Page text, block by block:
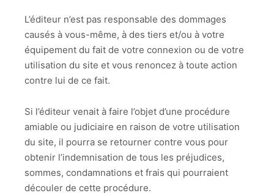
L’éditeur n’est pas responsable des dommages
causés à vous-même, à des tiers et/ou à votre
équipement du fait de votre connexion ou de votre
utilisation du site et vous renoncez à toute action
contre lui de ce fait.
Si l’éditeur venait à faire l’objet d’une procédure
amiable ou judiciaire en raison de votre utilisation
du site, il pourra se retourner contre vous pour
obtenir l’indemnisation de tous les préjudices,
sommes, condamnations et frais qui pourraient
découler de cette procédure.